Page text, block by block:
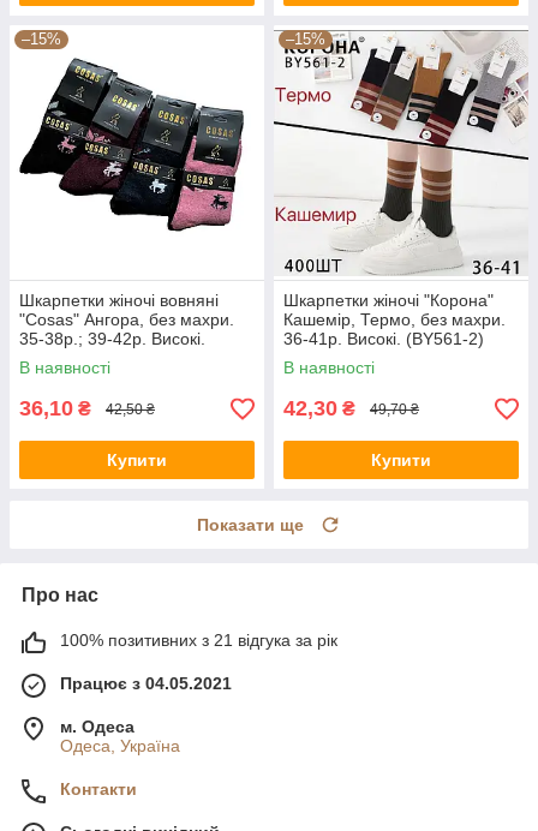
–15%
Шкарпетки жіночі вовняні
"Cosas" Ангора, без махри.
35-38р.; 39-42р. Високі.
(BDP-25)
В наявності
36,10 ₴ 42,50 ₴
Купити
–15%
Шкарпетки жіночі "Корона"
Кашемір, Термо, без махри.
36-41р. Високі. (BY561-2)
В наявності
42,30 ₴ 49,70 ₴
Купити
Показати ще
Про нас
100% позитивних з 21 відгука за рік
Працює з 04.05.2021
м. Одеса
Одеса, Україна
Контакти